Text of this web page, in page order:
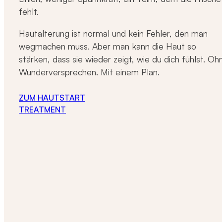
fehlt.
Hautalterung ist normal und kein Fehler, den man
wegmachen muss. Aber man kann die Haut so
stärken, dass sie wieder zeigt, wie du dich fühlst.
Wunderversprechen. Mit einem Plan.
ZUM HAUTSTART
TREATMENT